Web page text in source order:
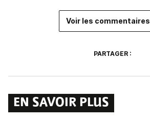
Voir les commentaires
PARTAGER :
EN SAVOIR PLUS